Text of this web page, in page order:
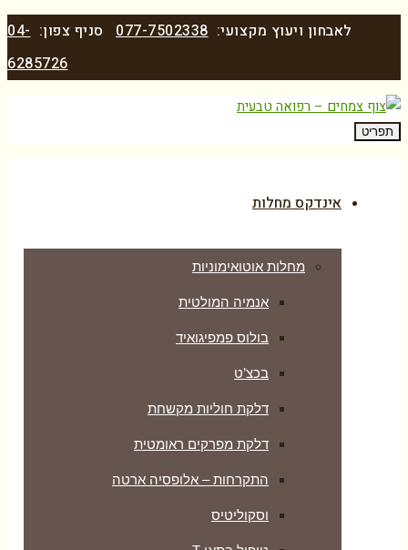
לאבחון ויעוץ מקצועי:077-7502338 סניף צפון:04-
6285726
תפריט
אינדקס מחלות
מחלות אוטואימוניות
אנמיה המולטית
בולוס פמפיגואיד
בכצ’ט
דלקת חוליות מקשחת
דלקת מפרקים ראומטית
התקרחות – אלופסיה ארטה
וסקוליטיס